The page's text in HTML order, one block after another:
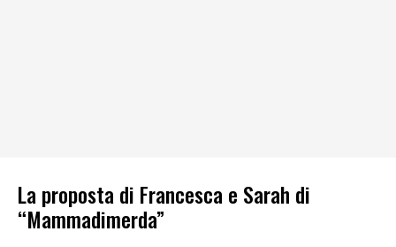
La proposta di Francesca e Sarah di
“Mammadimerda”